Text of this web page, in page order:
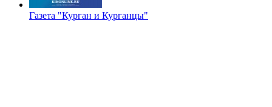
Газета "Курган и Курганцы"